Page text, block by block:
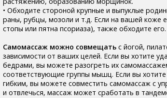
• Обходите стороной крупные и выпуклые
раны, рубцы, мозоли и т.д. Если на вашей коже
стопы или пятна псориаза), также обходите его.
Самомассаж можно совмещать с йогой,
зависимости от ваших целей. Если вы хотите
бедрами, вы можете разогреть их
соответствующие группы мышц. Если вы
гибким, вы можете совместить самомассаж с
и отвлечься, массаж может сработать в